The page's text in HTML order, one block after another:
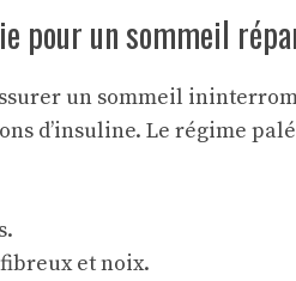
pour un sommeil
un sommeil
d’insuline. Le régime
et noix.